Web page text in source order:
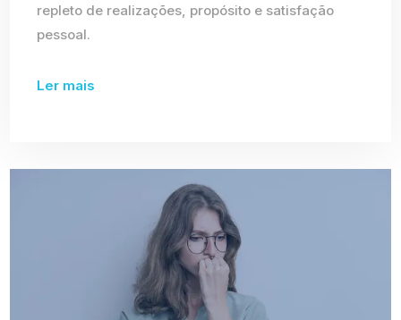
repleto de realizações, propósito e satisfação
pessoal.
Ler mais